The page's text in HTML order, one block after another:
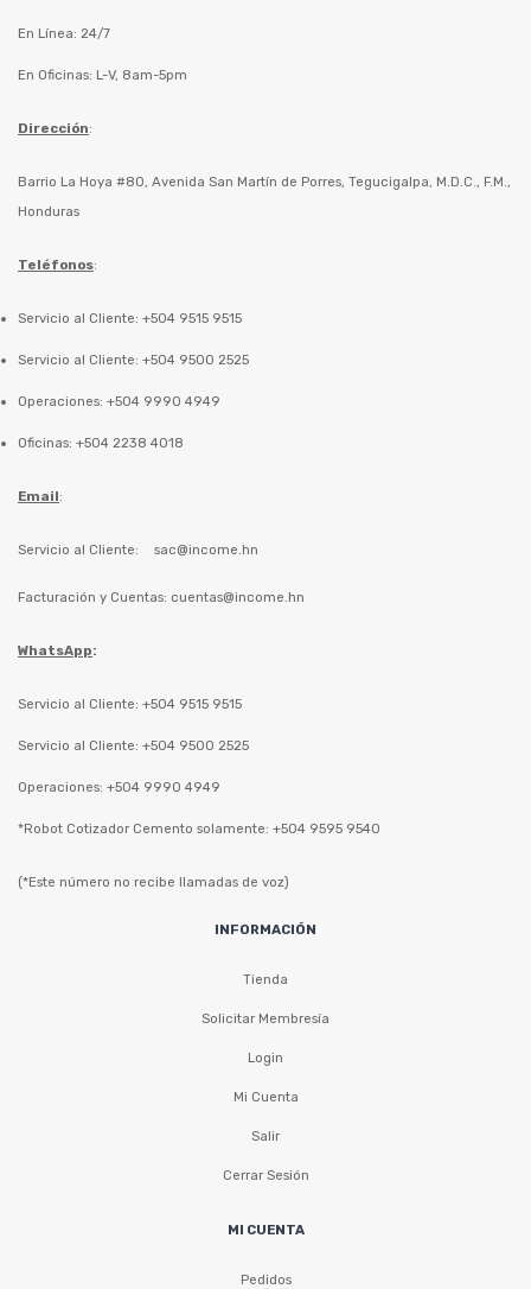
En Línea: 24/7
En Oficinas: L-V, 8am-5pm
Dirección:
Barrio La Hoya #80, Avenida San Martín de Porres, Tegucigalpa, M.D.C., F.M.,
Honduras
Teléfonos:
Servicio al Cliente: +504 9515 9515
Servicio al Cliente: +504 9500 2525
Operaciones: +504 9990 4949
Oficinas: +504 2238 4018
Email:
Servicio al Cliente: sac@income.hn
Facturación y Cuentas: cuentas@income.hn
WhatsApp:
Servicio al Cliente: +504 9515 9515
Servicio al Cliente: +504 9500 2525
Operaciones: +504 9990 4949
*Robot Cotizador Cemento solamente: +504 9595 9540
(*Este número no recibe llamadas de voz)
INFORMACIÓN
Tienda
Solicitar Membresía
Login
Mi Cuenta
Salir
Cerrar Sesión
MI CUENTA
Pedidos